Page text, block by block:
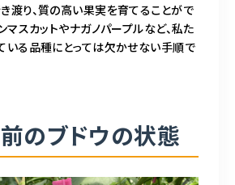
渡り、質の高い果実を育てることがで
マスカットやナガノパープルなど、私た
いる品種にとっては欠かせない手順で
のブドウの状態